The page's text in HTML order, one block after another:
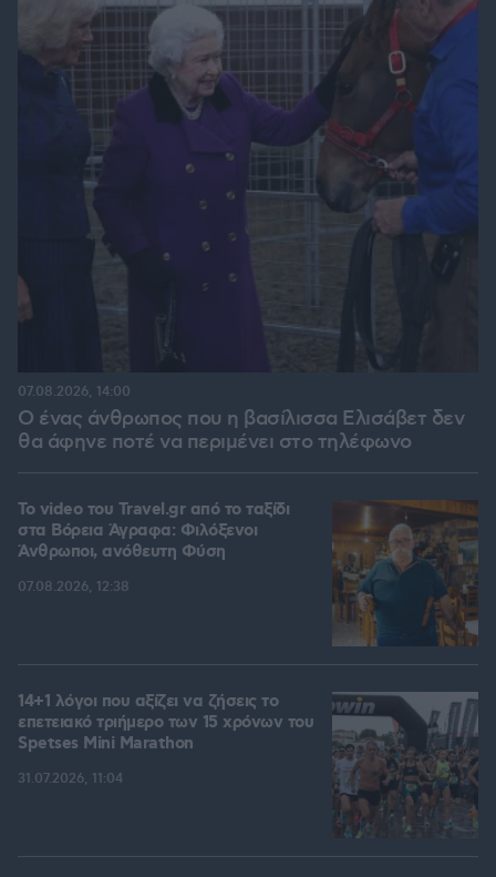
Ο ένας άνθρωπος που η βασίλισσα Ελισάβετ δεν
θα άφηνε ποτέ να περιμένει στο τηλέφωνο
07.08.2026, 14:00
To video του Travel.gr από το ταξίδι
στα Βόρεια Άγραφα: Φιλόξενοι
Άνθρωποι, ανόθευτη Φύση
07.08.2026, 12:38
14+1 λόγοι που αξίζει να ζήσεις το
επετειακό τριήμερο των 15 χρόνων του
Spetses Mini Marathon
31.07.2026, 11:04